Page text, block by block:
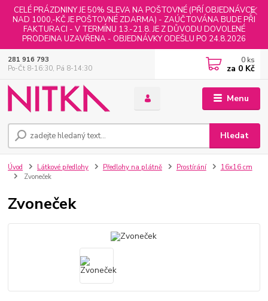
CELÉ PRÁZDNINY JE 50% SLEVA NA POŠTOVNÉ (PŘÍ OBJEDNÁVCE
NAD 1000,-KČ JE POŠTOVNÉ ZDARMA) - ZAÚČTOVÁNA BUDE PŘI
FAKTURACI - V TERMÍNU 13.-21.8. JE Z DŮVODU DOVOLENÉ
PRODEJNA UZAVŘENA - OBJEDNÁVKY ODEŠLU PO 24.8.2026
Menu
Hledat
281 916 793
Po-Čt 8-16:30, Pá 8-14:30
0 ks
za 0 Kč
Úvod Látkové předlohy Předlohy na plátně Prostírání
16x16 cm
Zvoneček
Zvoneček